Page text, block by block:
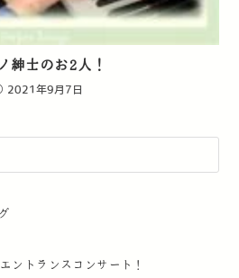
紳士のお2人！
2021年9月7日
ントランスコンサート！